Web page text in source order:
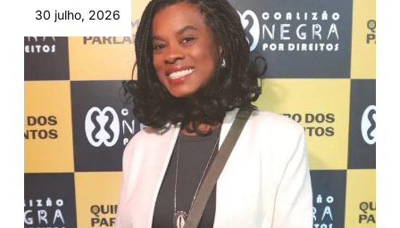
30 julho, 2026